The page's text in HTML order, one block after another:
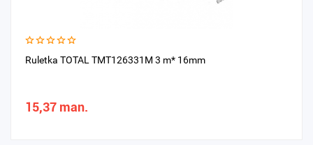
Ruletka TOTAL TMT126331M 3 m* 16mm
15,37 man.